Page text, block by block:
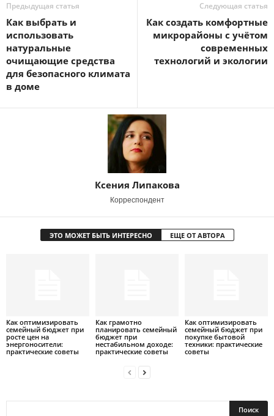
Предыдущая статья
Как выбрать и
использовать
натуральные
очищающие средства
для безопасного климата
в доме
Следующая статья
Как создать комфортные
микрорайоны с учётом
современных
технологий и экологии
Ксения Липакова
Корреспондент
ЭТО МОЖЕТ БЫТЬ ИНТЕРЕСНО ЕЩЕ ОТ АВТОРА
Как оптимизировать
семейный бюджет при
росте цен на
энергоносители:
практические советы
Как грамотно
планировать семейный
бюджет при
нестабильном доходе:
практические советы
Как оптимизировать
семейный бюджет при
покупке бытовой
техники: практические
советы